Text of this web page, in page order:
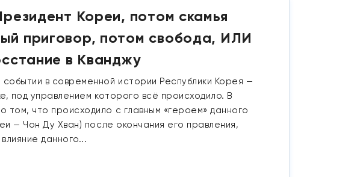
Кореи, потом скамья
приговор, потом свобода, ИЛИ
в Кванджу
в современной истории Республики Корея —
под управлением которого всё происходило. В
что происходило с главным «героем» данного
— Чон Ду Хван) после окончания его правления,
данного...